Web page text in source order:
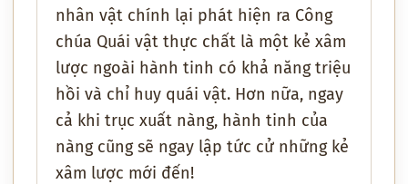
nhân vật chính lại phát hiện ra Công
chúa Quái vật thực chất là một kẻ xâm
lược ngoài hành tinh có khả năng triệu
hồi và chỉ huy quái vật. Hơn nữa, ngay
cả khi trục xuất nàng, hành tinh của
nàng cũng sẽ ngay lập tức cử những kẻ
xâm lược mới đến!